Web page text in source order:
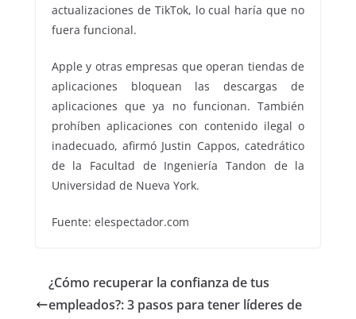
actualizaciones de TikTok, lo cual haría que no
fuera funcional.
Apple y otras empresas que operan tiendas de
aplicaciones bloquean las descargas de
aplicaciones que ya no funcionan. También
prohíben aplicaciones con contenido ilegal o
inadecuado, afirmó Justin Cappos, catedrático
de la Facultad de Ingeniería Tandon de la
Universidad de Nueva York.
Fuente: elespectador.com
¿Cómo recuperar la confianza de tus
empleados?: 3 pasos para tener líderes de